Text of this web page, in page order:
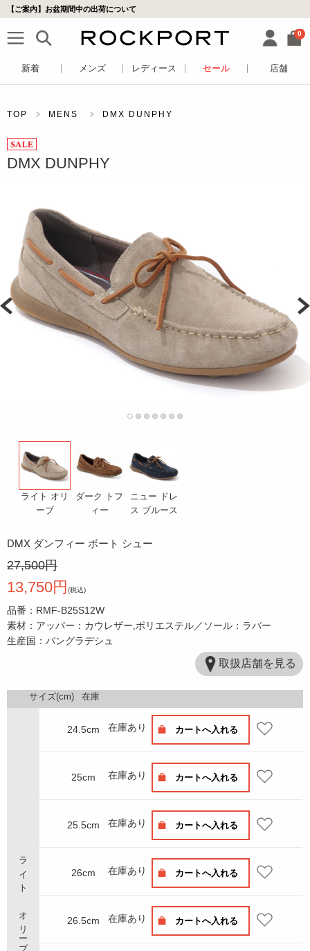
【ご案内】お盆期間中の出荷について
0
新着 メンズ レディース セール 店舗
TOP MENS DMX DUNPHY
DMX DUNPHY
ライト オリ
ーブ
ダーク トフ
ィー
ニュー ドレ
ス ブルース
DMX ダンフィー ボート シュー
27,500円
13,750円 (税込)
品番：RMF-B25S12W
素材：アッパー：カウレザー,ポリエステル／ソール：ラバー
生産国：バングラデシュ
取扱店舗を見る
サイズ(cm) 在庫
ライト オリーブ
24.5cm 在庫あり カートへ入れる
25cm 在庫あり カートへ入れる
25.5cm 在庫あり カートへ入れる
26cm 在庫あり カートへ入れる
26.5cm 在庫あり カートへ入れる